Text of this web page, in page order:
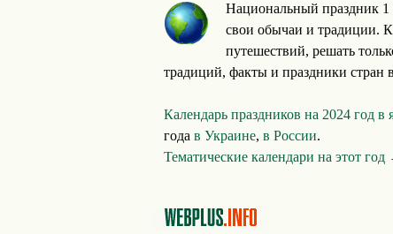
Национальный праздник 1
свои обычаи и традиции.
путешествий, решать
традиций, факты и праздники стран
Календарь праздников на 2024 год в
года в Украине, в России.
Тематические календари на этот год